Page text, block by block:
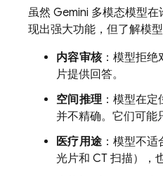
虽然 Gemini 多模态模型在
现出强大功能，但了解模
内容审核：模型拒绝
片提供回答。
空间推理：模型在定
并不精确。它们可能
医疗用途 ：模型不
光片和 CT 扫描），